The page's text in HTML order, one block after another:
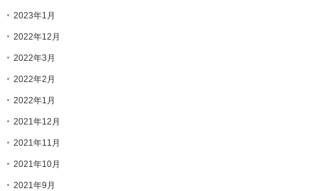
2023年1月
2022年12月
2022年3月
2022年2月
2022年1月
2021年12月
2021年11月
2021年10月
2021年9月